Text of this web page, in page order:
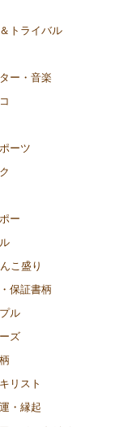
トライバル
ー・音楽
ーツ
ー
こ盛り
保証書柄
ル
ズ
リスト
・縁起